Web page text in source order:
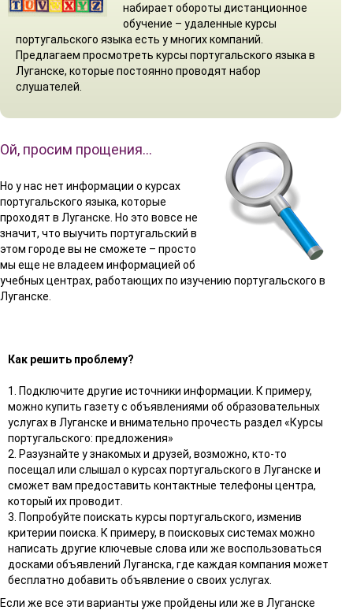
набирает обороты дистанционное
обучение – удаленные курсы
португальского языка есть у многих компаний.
Предлагаем просмотреть курсы португальского языка в
Луганске, которые постоянно проводят набор
слушателей.
Ой, просим прощения…
Но у нас нет информации о курсах
португальского языка, которые
проходят в Луганске. Но это вовсе не
значит, что выучить португальский в
этом городе вы не сможете – просто
мы еще не владеем информацией об
учебных центрах, работающих по изучению португальского в
Луганске.
Как решить проблему?
1. Подключите другие источники информации. К примеру,
можно купить газету с объявлениями об образовательных
услугах в Луганске и внимательно прочесть раздел «Курсы
португальского: предложения»
2. Разузнайте у знакомых и друзей, возможно, кто-то
посещал или слышал о курсах португальского в Луганске и
сможет вам предоставить контактные телефоны центра,
который их проводит.
3. Попробуйте поискать курсы португальского, изменив
критерии поиска. К примеру, в поисковых системах можно
написать другие ключевые слова или же воспользоваться
досками объявлений Луганска, где каждая компания может
бесплатно добавить объявление о своих услугах.
Если же все эти варианты уже пройдены или же в Луганске